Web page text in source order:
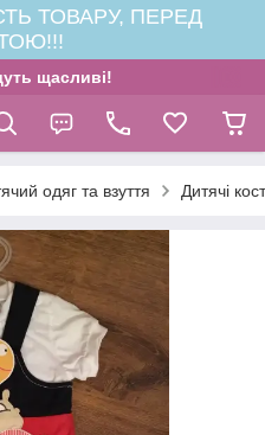
ТОВАРУ, ПЕРЕД
щасливі!
одяг та взуття Дитячі